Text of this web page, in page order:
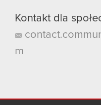
Kontakt dla
m